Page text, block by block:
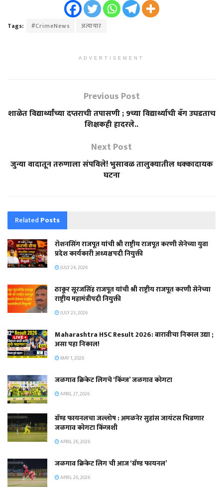
Tags: #CrimeNews अत्याचार
ADVERTISEMENT
Previous Post
शाळेत विद्यार्थ्यांच्या दप्तराची तपासणी ; 9च्या विद्यार्थ्याची बॅग उघडताच
शिक्षकही हादरले..
Next Post
जुन्या वादातून तरुणाला संपविले! भुसावळ तालुक्यातील धक्कादायक
घटना
Related Posts
रोशनसिंग राजपूत यांची श्री राष्ट्रीय राजपूत करणी सेनेच्या युवा
प्रदेश कार्यकारी अध्यक्षपदी नियुक्ती
JULY 24, 2026
ठाकूर सूरजसिंह राजपूत यांची श्री राष्ट्रीय राजपूत करणी सेनेच्या
राष्ट्रीय महामंत्रीपदी नियुक्ती
JULY 23, 2026
Maharashtra HSC Result 2026: बारावीचा निकाल उद्या ;
असा पहा निकाल!
MAY 1, 2026
जळगाव क्रिकेट लिगचे ‘किंग्ज’ जळगाव कोगटा
APRIL 27, 2026
ग्रॅण्ड फायनलचा जल्लोष : अमळनेर सुहांस जायंटस भिडणार
जळगाव कोगटा किंग्जशी
APRIL 26, 2026
जळगाव क्रिकेट लिग ची आज ‘ग्रॅण्ड फायनल’
APRIL 26, 2026